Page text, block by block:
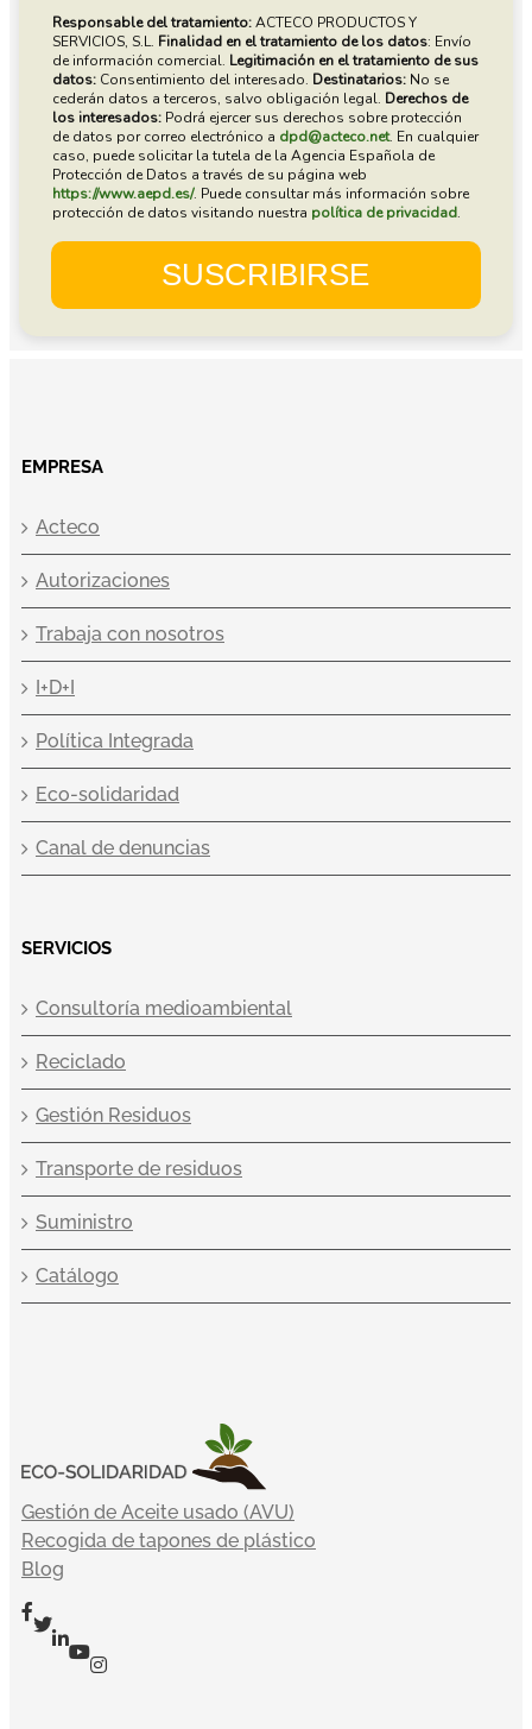
EMPRESA
Acteco
Autorizaciones
Trabaja con nosotros
I+D+I
Política Integrada
Eco-solidaridad
Canal de denuncias
SERVICIOS
Consultoría medioambiental
Reciclado
Gestión Residuos
Transporte de residuos
Suministro
Catálogo
Gestión de Aceite usado (AVU)
Recogida de tapones de plástico
Blog